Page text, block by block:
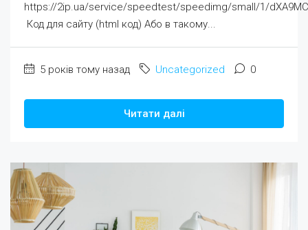
https://2ip.ua/service/speedtest/speedimg/small/1/
Код для сайту (html код) Або в такому...
5 років тому назад Uncategorized 0
Читати далі